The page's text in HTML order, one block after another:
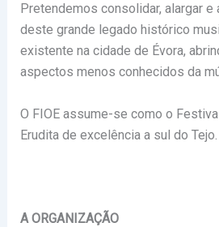
Pretendemos consolidar, alargar e
deste grande legado histórico
existente na cidade de Évora,
aspectos menos conhecidos da
O FIOE assume-se como o
Erudita de excelência a sul do Tejo.
A ORGANIZAÇÃO